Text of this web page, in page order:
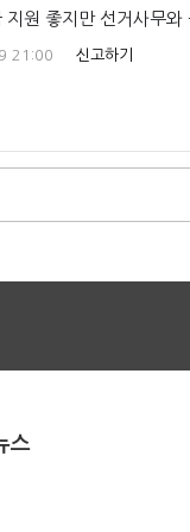
지원 좋지만 선거사무
21:00 신고하기
스